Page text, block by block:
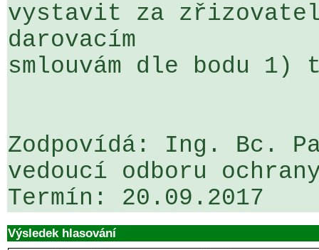
vystavit za
darovacím
smlouvám dle bodu 1)
Zodpovídá: Ing. Bc.
vedoucí odboru
Výsledek hlasování